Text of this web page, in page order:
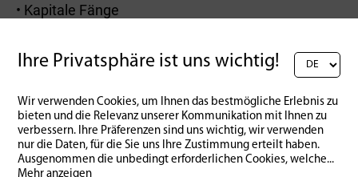
• Kapitale Fänge
Ihre Privatsphäre ist uns wichtig!
Wir verwenden Cookies, um Ihnen das bestmögliche Erlebnis zu
bieten und die Relevanz unserer Kommunikation mit Ihnen zu
verbessern. Ihre Präferenzen sind uns wichtig, wir verwenden
nur die Daten, für die Sie uns Ihre Zustimmung erteilt haben.
Ausgenommen die unbedingt erforderlichen Cookies, welche...
Mehr anzeigen